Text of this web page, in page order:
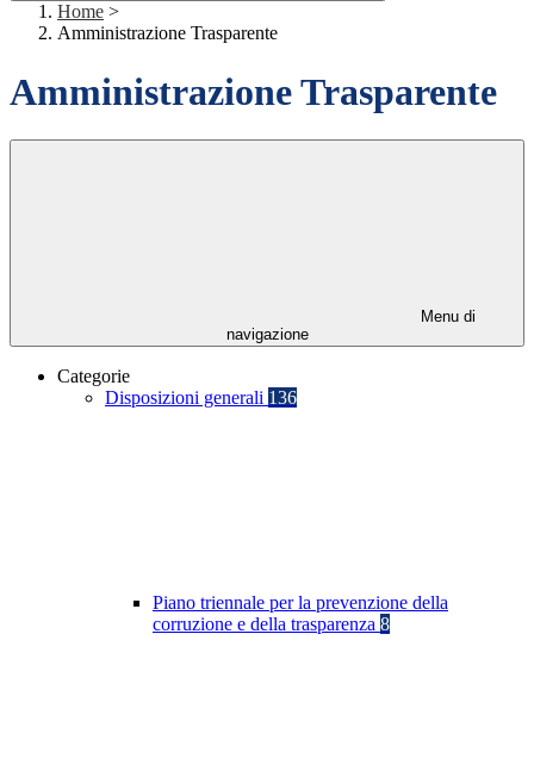
Home >
Amministrazione Trasparente
Amministrazione Trasparente
Menu di
navigazione
Categorie
Disposizioni generali 136
Piano triennale per la prevenzione della
corruzione e della trasparenza 8